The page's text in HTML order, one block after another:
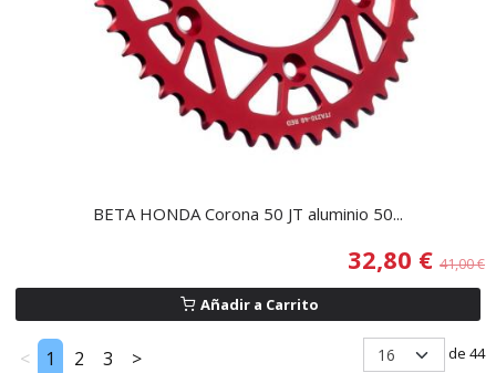
BETA HONDA Corona 50 JT aluminio 50...
32,80 € 41,00 €
Añadir a Carrito
< 1 2 3 > de 44